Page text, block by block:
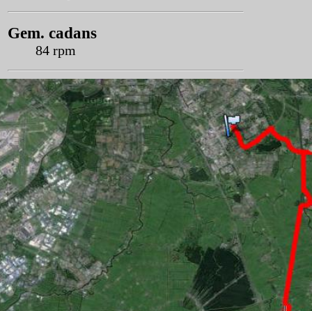
Gem. cadans
84 rpm